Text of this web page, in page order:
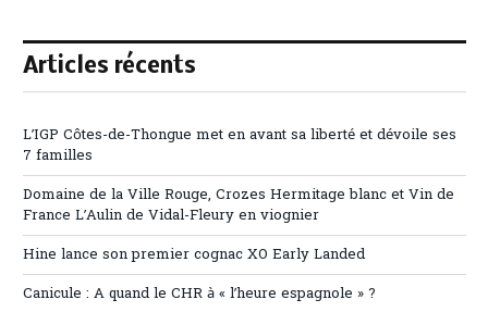
Articles récents
L’IGP Côtes-de-Thongue met en avant sa liberté et dévoile ses
7 familles
Domaine de la Ville Rouge, Crozes Hermitage blanc et Vin de
France L’Aulin de Vidal-Fleury en viognier
Hine lance son premier cognac XO Early Landed
Canicule : A quand le CHR à « l’heure espagnole » ?